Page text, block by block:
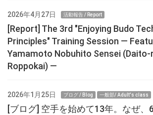
2026年4月27日 活動報告 / Report
[Report] The 3rd "Enjoying Budo
Principles" Training Session —
Yamamoto Nobuhito Sensei
Roppokai) —
2026年1月25日 ブログ / Blog 一般部/ Adult's class
[ブログ] 空手を始めて13年。なぜ、